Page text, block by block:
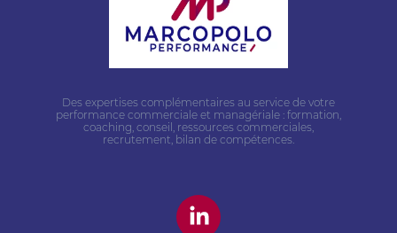
Des expertises complémentaires au service de votre
performance commerciale et managériale : formation,
coaching, conseil, ressources commerciales,
recrutement, bilan de compétences.